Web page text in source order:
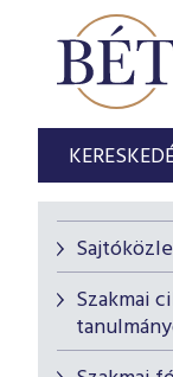
Szakmai